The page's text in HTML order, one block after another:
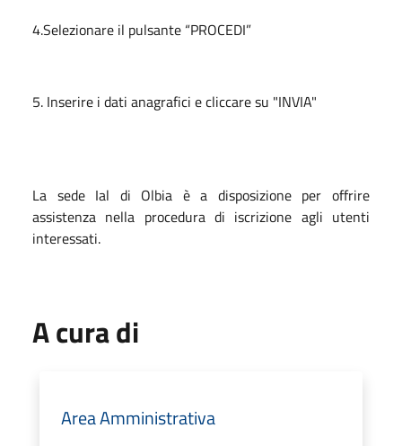
4.Selezionare il pulsante “PROCEDI”
5. Inserire i dati anagrafici e cliccare su "INVIA"
La sede Ial di Olbia è a disposizione per offrire
assistenza nella procedura di iscrizione agli utenti
interessati.
A cura di
Area Amministrativa